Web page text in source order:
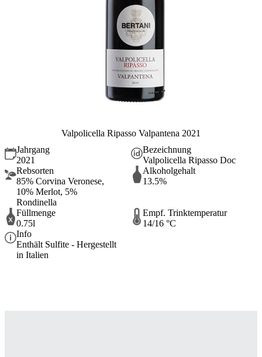
Valpolicella Ripasso Valpantena 2021
Jahrgang
2021
Bezeichnung
Valpolicella Ripasso Doc
Rebsorten
85% Corvina Veronese,
10% Merlot, 5%
Rondinella
Alkoholgehalt
13.5%
Füllmenge
0.75l
Empf. Trinktemperatur
14/16 °C
Info
Enthält Sulfite - Hergestellt
in Italien